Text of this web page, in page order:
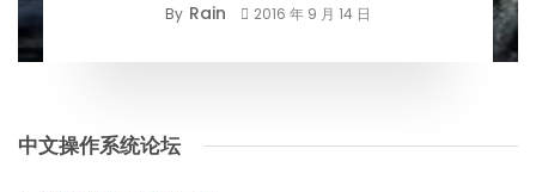
By Rain 2016 年 9 月 14 日
中文操作系统论坛